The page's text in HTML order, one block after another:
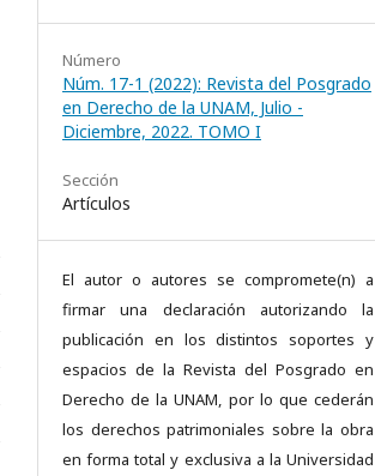
Número
Núm. 17-1 (2022): Revista del Posgrado
en Derecho de la UNAM, Julio -
Diciembre, 2022. TOMO I
Sección
Artículos
El autor o autores se compromete(n) a
firmar una declaración autorizando la
publicación en los distintos soportes y
espacios de la Revista del Posgrado en
Derecho de la UNAM, por lo que cederán
los derechos patrimoniales sobre la obra
en forma total y exclusiva a la Universidad